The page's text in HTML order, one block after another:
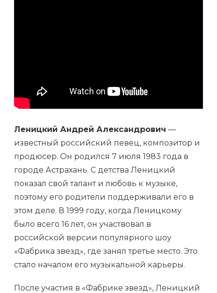
Леницкий Андрей Александрович —
известный российский певец, композитор и
продюсер. Он родился 7 июля 1983 года в
городе Астрахань. С детства Леницкий
показал свой талант и любовь к музыке,
поэтому его родители поддерживали его в
этом деле. В 1999 году, когда Леницкому
было всего 16 лет, он участвовал в
российской версии популярного шоу
«Фабрика звезд», где занял третье место. Это
стало началом его музыкальной карьеры.
После участия в «Фабрике звезд», Леницкий